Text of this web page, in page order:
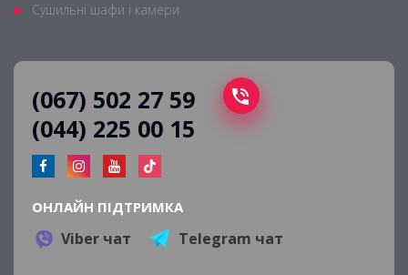
Сушильні шафи і камери
(067) 502 27 59
(044) 225 00 15
ОНЛАЙН ПІДТРИМКА
Viber чат Telegram чат